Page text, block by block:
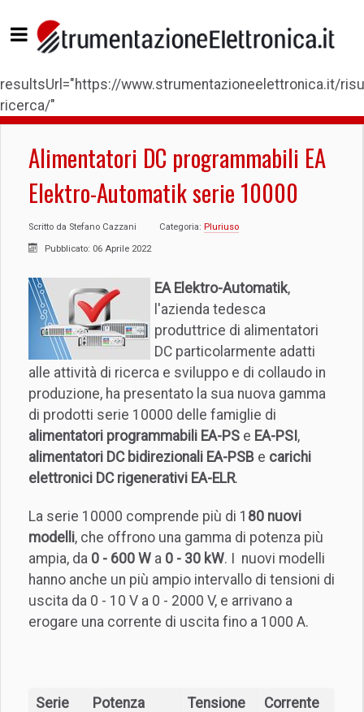
resultsUrl="https://www.strumentazioneelettronica.it/
ricerca/"
Alimentatori DC programmabili EA
Elektro-Automatik serie 10000
Scritto da Stefano Cazzani Categoria: Pluriuso
Pubblicato: 06 Aprile 2022
EA Elektro-Automatik,
l'azienda tedesca
produttrice di alimentatori
DC particolarmente adatti
alle attività di ricerca e sviluppo e di collaudo in
produzione, ha presentato la sua nuova gamma
di prodotti serie 10000 delle famiglie di
alimentatori programmabili EA-PS e EA-PSI ,
alimentatori DC bidirezionali EA-PSB e carichi
elettronici DC rigenerativi EA-ELR.
La serie 10000 comprende più di 1 80 nuovi
modelli, che offrono una gamma di potenza più
ampia, da 0 - 600 W a 0 - 30 kW. I nuovi modelli
hanno anche un più ampio intervallo di tensioni di
uscita da 0 - 10 V a 0 - 2000 V, e arrivano a
erogare una corrente di uscita fino a 1000 A.
Serie Potenza Tensione
Corrente